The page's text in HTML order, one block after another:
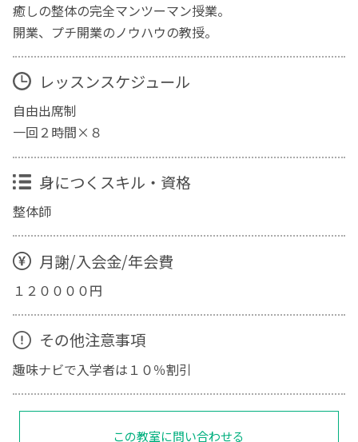
癒しの整体の完全マンツーマン授業。
開業、プチ開業のノウハウの教授。
レッスンスケジュール
自由出席制
一回２時間×８
身につくスキル・資格
整体師
月謝/入会金/年会費
１２００００円
その他注意事項
趣味ナビで入学者は１０％割引
この教室に問い合わせる